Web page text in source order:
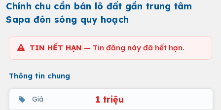
Chính chu cần bán lô đất gần trung tâm
Sapa đón sóng quy hoạch
TIN HẾT HẠN — Tin đăng này đã hết hạn.
Thông tin chung
Giá 1 triệu